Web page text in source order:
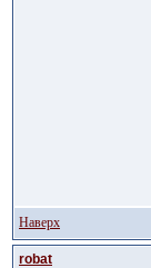
Наверх
robat